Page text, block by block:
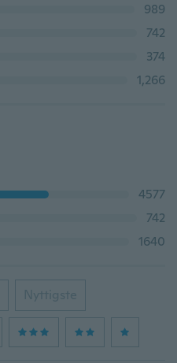
989
742
374
1,266
4577
742
1640
Nyttigste